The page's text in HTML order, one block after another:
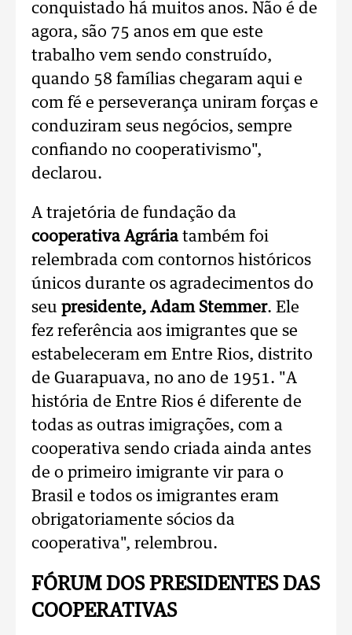
conquistado há muitos anos. Não é de
agora, são 75 anos em que este
trabalho vem sendo construído,
quando 58 famílias chegaram aqui e
com fé e perseverança uniram forças e
conduziram seus negócios, sempre
confiando no cooperativismo",
declarou.
A trajetória de fundação da
cooperativa Agráriatambém foi
relembrada com contornos históricos
únicos durante os agradecimentos do
seu presidente, Adam Stemmer. Ele
fez referência aos imigrantes que se
estabeleceram em Entre Rios, distrito
de Guarapuava, no ano de 1951. "A
história de Entre Rios é diferente de
todas as outras imigrações, com a
cooperativa sendo criada ainda antes
de o primeiro imigrante vir para o
Brasil e todos os imigrantes eram
obrigatoriamente sócios da
cooperativa", relembrou.
FÓRUM DOS PRESIDENTES DAS
COOPERATIVAS